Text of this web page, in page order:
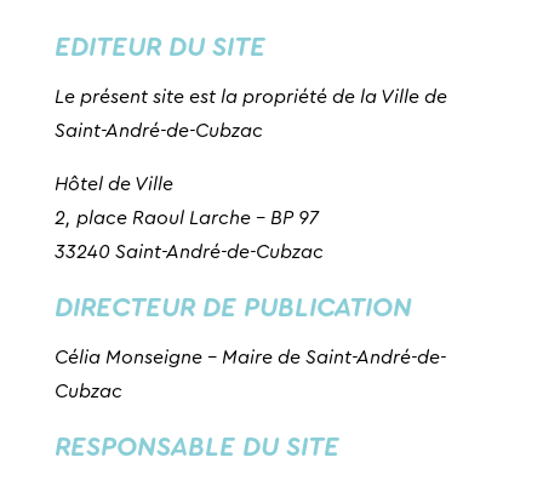
EDITEUR DU SITE
Le présent site est la propriété de la Ville de
Saint-André-de-Cubzac
Hôtel de Ville
2, place Raoul Larche – BP 97
33240 Saint-André-de-Cubzac
DIRECTEUR DE PUBLICATION
Célia Monseigne – Maire de Saint-André-de-
Cubzac
RESPONSABLE DU SITE